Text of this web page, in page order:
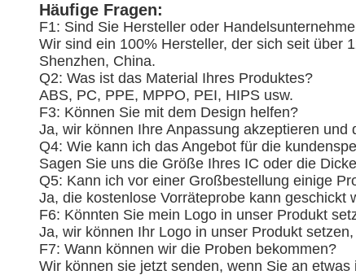
Häufige Fragen:
F1: Sind Sie Hersteller oder
Wir sind ein 100% Hersteller, der sich seit über
Shenzhen, China.
Q2: Was ist das Material Ihres Produktes?
ABS, PC, PPE, MPPO, PEI, HIPS usw.
F3: Können Sie mit dem Design helfen?
Ja, wir können Ihre Anpassung akzeptieren
Q4: Wie kann ich das Angebot für die
Sagen Sie uns die Größe Ihres IC oder die
Q5: Kann ich vor einer Großbestellung einige
Ja, die kostenlose Vorräteprobe kann
F6: Könnten Sie mein Logo in unser Produkt
Ja, wir können Ihr Logo in unser Produkt
F7: Wann können wir die Proben bekommen?
Wir können sie jetzt senden, wenn Sie an